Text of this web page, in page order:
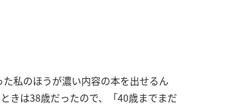
私のほうが濃い内容の本を出せるん
きは38歳だったので、「40歳までまだ